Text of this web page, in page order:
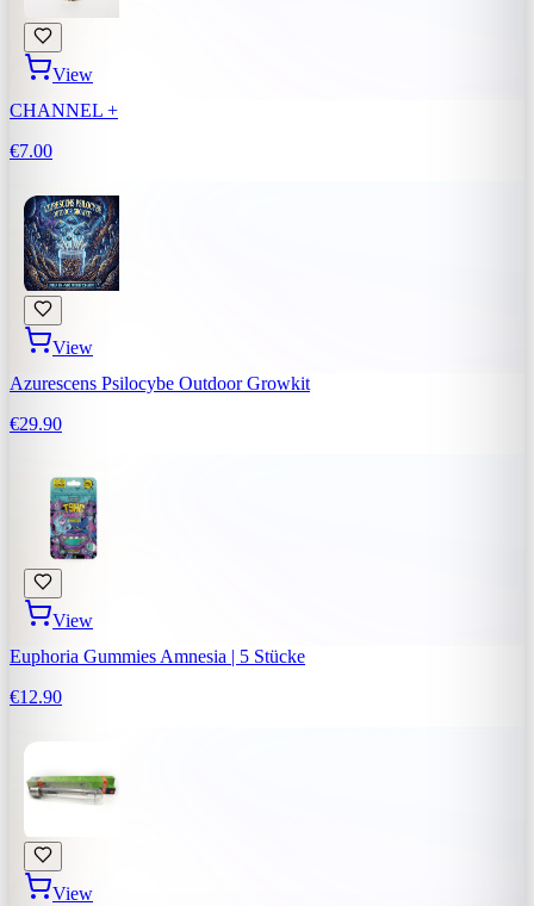
View
CHANNEL +
€7.00
View
Azurescens Psilocybe Outdoor Growkit
€29.90
View
Euphoria Gummies Amnesia | 5 Stücke
€12.90
View